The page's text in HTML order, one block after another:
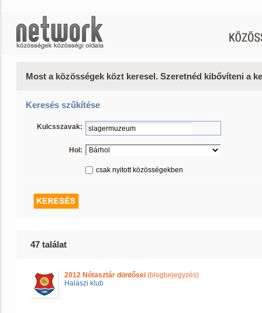
Most a közösségek közt keresel. Szeretnéd kibővíteni a
Keresés szűkítése
Kulcsszavak:
Hol:
csak nyitott közösségekben
47 találat
2012 Nótasztár döntősei (blogbejegyzés)
Halászi klub